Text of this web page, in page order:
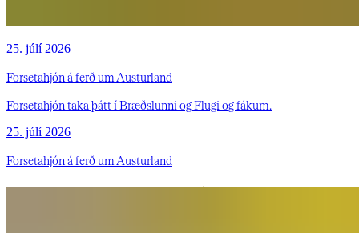
25. júlí 2026
Forsetahjón á ferð um Austurland
Forsetahjón taka þátt í Bræðslunni og Flugi og fákum.
25. júlí 2026
Forsetahjón á ferð um Austurland